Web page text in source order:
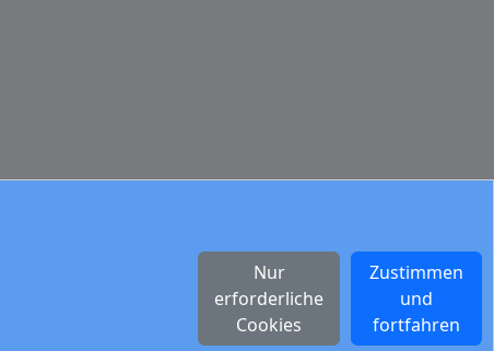
Zustimmen
und
fortfahren
Nur
erforderliche
Cookies